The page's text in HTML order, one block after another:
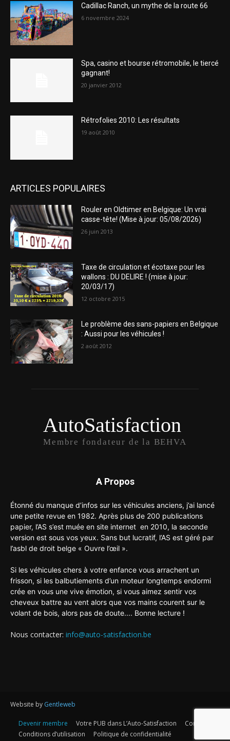
Cadillac Ranch, un mythe de la route 66
6 novembre 2024
Spa, casino et bourse rétromobile, le tiercé
gagnant!
20 janvier 2012
Rétrofolies 2010: Les résultats
19 août 2010
ARTICLES POPULAIRES
Rouler en Oldtimer en Belgique: Un vrai
casse-tête! (Mise à jour: 05/08/2026)
26 juin 2013
Taxe de circulation et écotaxe pour les
wallons : DU DELIRE ! (mise à jour:
20/03/17)
12 octobre 2015
Le problème des sans-papiers en Belgique
: Aussi pour les véhicules !
2 août 2012
AutoSatisfaction
Membre fondateur de la BEHVA
A Propos
Étonné du manque d’infos sur les véhicules anciens, j’ai lancé
une petite revue en 1982. Après plus de 200 publications
papier, l’AS s’est muée en site internet en 2010, la seconde
version est sous vos yeux. Sans but lucratif, l’AS est géré par
l’asbl de droit belge « Ouvre l’œil ».
Si les véhicules chers à votre enfance vous arrachent un
frisson, si les balbutiements d’un moteur longtemps endormi
crée en vous une vive émotion, si vous aimez sentir vos
cheveux battre au vent alors que vos mains courent sur le
volant de bois, alors pas de doute.... Bonne lecture !
Nous contacter: info@auto-satisfaction.be
Website by Gentleweb
Devenir membre Votre PUB dans L’Auto-Satisfaction
Contact
Conditions d’utilisation
Politique de confidentialité